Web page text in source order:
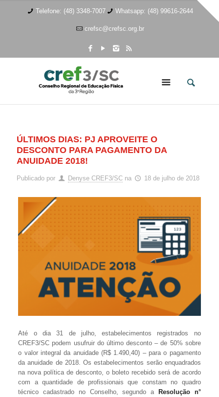
Telefone: (48) 3348-7007 Whatsapp: (48) 99616-2644
crefsc@crefsc.org.br
ÚLTIMOS DIAS: PJ APROVEITE O
DESCONTO PARA PAGAMENTO DA
ANUIDADE 2018!
Publicado por Denyse CREF3/SC na 18 de julho de 2018
Até o dia 31 de julho, estabelecimentos registrados no
CREF3/SC podem usufruir do último desconto – de 50% sobre
o valor integral da anuidade (R$ 1.490,40) – para o pagamento
da anuidade de 2018. Os estabelecimentos serão enquadrados
na nova política de desconto, o boleto recebido será de acordo
com a quantidade de profissionais que constam no quadro
técnico cadastrado no Conselho, segundo a Resolução n°